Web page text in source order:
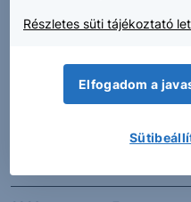
Erős lett a MOL
PIACI HÍREK
Részletes süti tájékoztató
Elfogadom a